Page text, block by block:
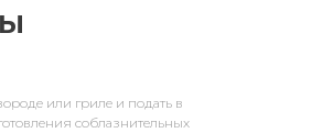
или гриле и подать в
соблазнительных